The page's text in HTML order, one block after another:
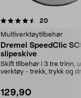
20
Multiverktøytilbehør
Dremel SpeedClic
slipeskive
Skift tilbehør i 3 tre trinn,
verktøy - trekk, trykk og
129,90
4.5av 5 stjerner